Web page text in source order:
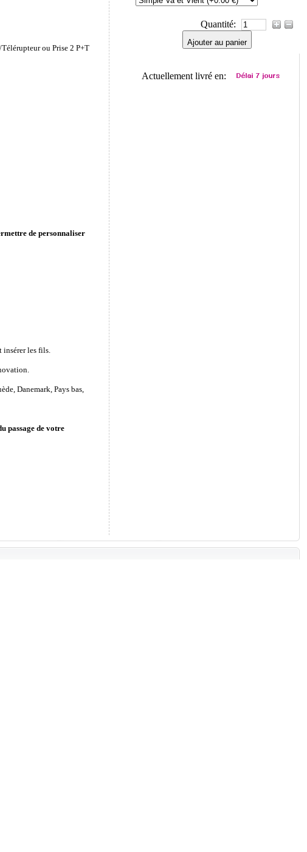
ou Prise 2 P+T
de personnaliser
insérer les fils.
Danemark, Pays bas,
passage de votre
Quantité:
Ajouter au panier
Actuellement livré en: